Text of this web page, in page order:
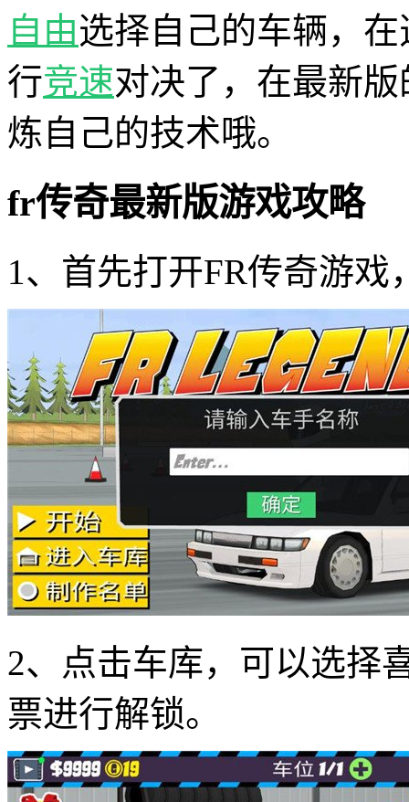
自由选择自己的车辆，
行竞速对决了，在最新
炼自己的技术哦。
fr传奇最新版游戏攻略
1、首先打开FR传奇游
2、点击车库，可以选择
票进行解锁。